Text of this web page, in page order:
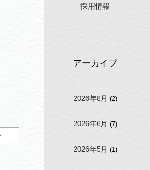
採用情報
アーカイブ
2026年8月 (2)
2026年6月 (7)
2026年5月 (1)